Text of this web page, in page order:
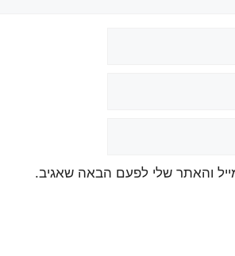
והאתר שלי לפעם הבאה שאגיב.